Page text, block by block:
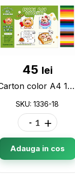
45 lei
Carton color A4 18cul.200gr ML11-6 1336-18
SKU: 1336-18
- +
Adauga in cos